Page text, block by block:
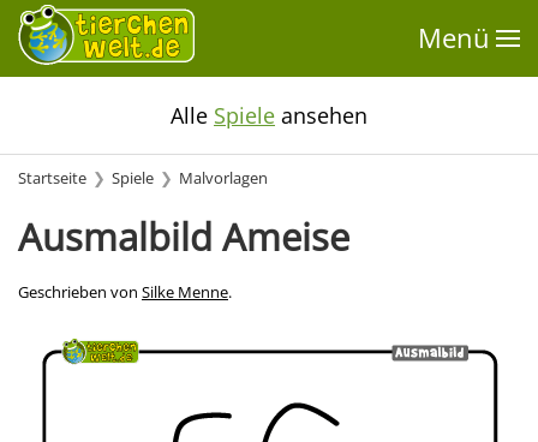
Menü
Alle Spiele ansehen
Startseite Spiele Malvorlagen
Ausmalbild Ameise
Geschrieben von Silke Menne.